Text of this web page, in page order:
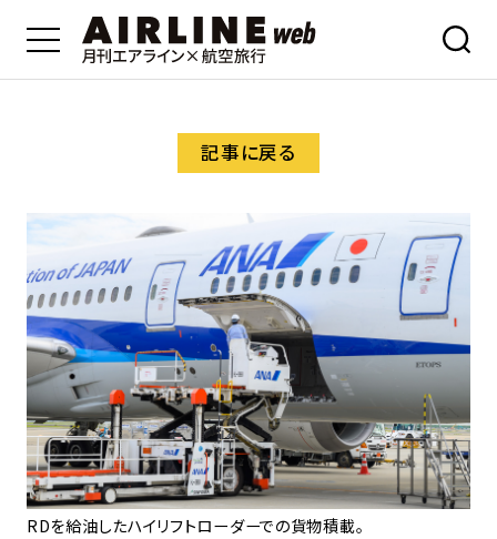
記事に戻る
RDを給油したハイリフトローダーでの貨物積載。